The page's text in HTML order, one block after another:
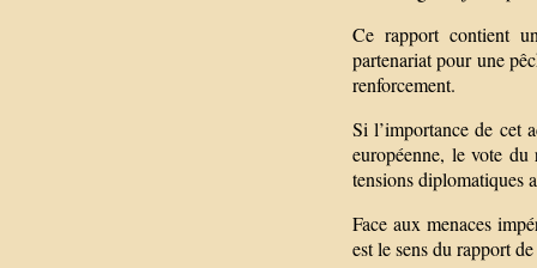
Ce rapport contient
partenariat pour une
renforcement.
Si l’importance de cet
européenne, le vote du
tensions diplomatiques
Face aux menaces
est le sens du rapport